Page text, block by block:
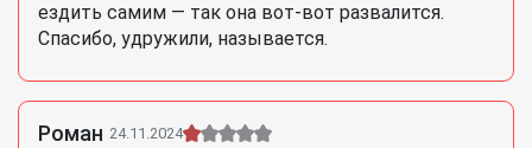
ездить самим — так она вот-вот развалится.
Спасибо, удружили, называется.
Роман 24.11.2024